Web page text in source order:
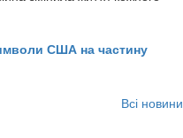
США на частину
Всі новини